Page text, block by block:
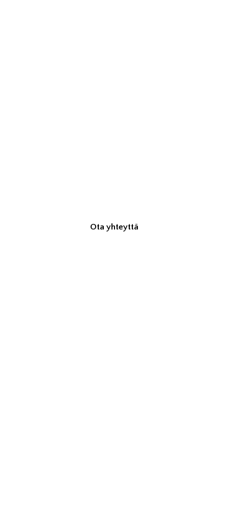
Ota yhteyttä